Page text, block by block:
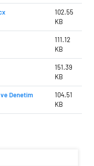
102.55
KB
111.12
KB
151.39
KB
Denetim
104.51
KB